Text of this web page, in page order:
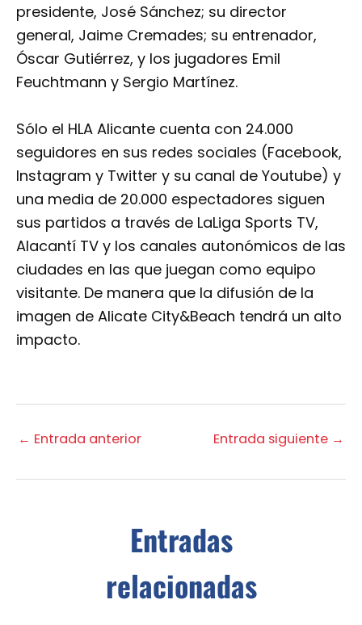
presidente, José Sánchez; su director
general, Jaime Cremades; su entrenador,
Óscar Gutiérrez, y los jugadores Emil
Feuchtmann y Sergio Martínez.
Sólo el HLA Alicante cuenta con 24.000
seguidores en sus redes sociales (Facebook,
Instagram y Twitter y su canal de Youtube) y
una media de 20.000 espectadores siguen
sus partidos a través de LaLiga Sports TV,
Alacantí TV y los canales autonómicos de las
ciudades en las que juegan como equipo
visitante. De manera que la difusión de la
imagen de Alicate City&Beach tendrá un alto
impacto.
← Entrada anterior Entrada siguiente →
Entradas
relacionadas